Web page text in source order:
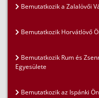
Bemutatkozik a Zalalövői
Bemutatkozik Horvátlövő
Bemutatkozik Rum és
Egyesülete
Bemutatkozik az Ispánki